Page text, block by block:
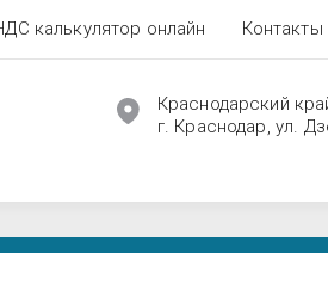
калькулятор онлайн Контакты
Краснодарский
г. Краснодар, ул.